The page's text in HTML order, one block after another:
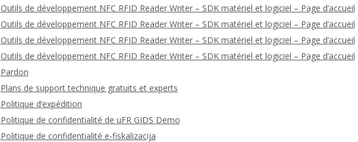
Outils de développement NFC RFID Reader Writer – SDK matériel et logiciel – Page d’accueil
Outils de développement NFC RFID Reader Writer – SDK matériel et logiciel – Page d’accueil
Outils de développement NFC RFID Reader Writer – SDK matériel et logiciel – Page d’accueil
Outils de développement NFC RFID Reader Writer – SDK matériel et logiciel – Page d’accueil
Pardon
Plans de support technique gratuits et experts
Politique d’expédition
Politique de confidentialité de uFR GIDS Demo
Politique de confidentialité e-fiskalizacija